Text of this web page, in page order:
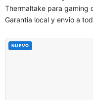
Thermaltake para gaming
Garantia local y envio a
NUEVO